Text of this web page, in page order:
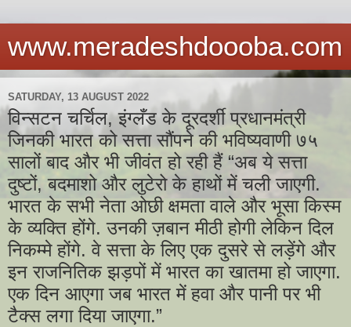
www.meradeshdoooba.com
SATURDAY, 13 AUGUST 2022
विन्सटन चर्चिल, इंग्लँड के दूरदर्शी प्रधानमंत्री
जिनकी भारत को सत्ता सौंपने की भविष्यवाणी ७५
सालों बाद और भी जीवंत हो रही हैं “अब ये सत्ता
दुष्टों, बदमाशो और लुटेरो के हाथों में चली जाएगी.
भारत के सभी नेता ओछी क्षमता वाले और भूसा किस्म
के व्यक्ति होंगे. उनकी ज़बान मीठी होगी लेकिन दिल
निकम्मे होंगे. वे सत्ता के लिए एक दुसरे से लड़ेंगे और
इन राजनितिक झड़पों में भारत का खातमा हो जाएगा.
एक दिन आएगा जब भारत में हवा और पानी पर भी
टैक्स लगा दिया जाएगा.”